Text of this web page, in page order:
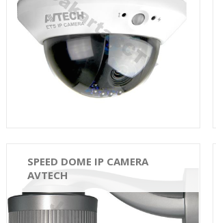
SPEED DOME IP CAMERA
AVTECH